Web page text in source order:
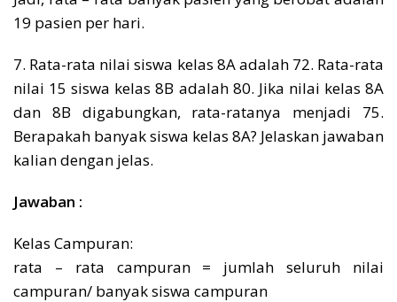
19 pasien per hari.
7. Rata-rata nilai siswa kelas 8A adalah 72. Rata-rata
nilai 15 siswa kelas 8B adalah 80. Jika nilai kelas 8A
dan 8B digabungkan, rata-ratanya menjadi 75.
Berapakah banyak siswa kelas 8A? Jelaskan jawaban
kalian dengan jelas.
Jawaban :
Kelas Campuran:
rata – rata campuran = jumlah seluruh nilai
campuran/ banyak siswa campuran